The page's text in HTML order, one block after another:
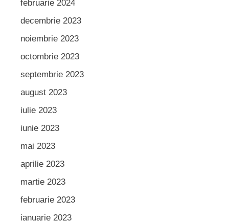
februarie 2024
decembrie 2023
noiembrie 2023
octombrie 2023
septembrie 2023
august 2023
iulie 2023
iunie 2023
mai 2023
aprilie 2023
martie 2023
februarie 2023
ianuarie 2023